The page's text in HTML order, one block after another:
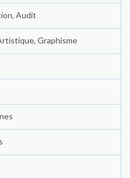
Audit
Graphisme